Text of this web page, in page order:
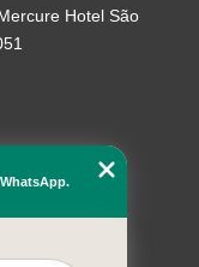
Hotel São